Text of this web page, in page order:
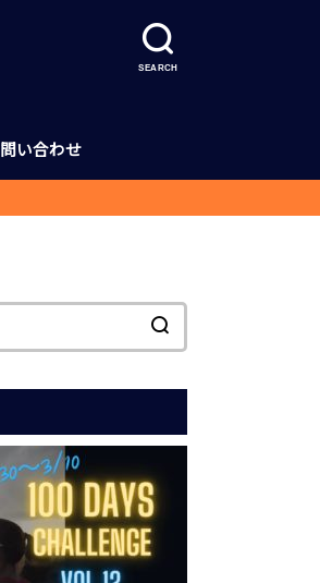
SEARCH
問い合わせ